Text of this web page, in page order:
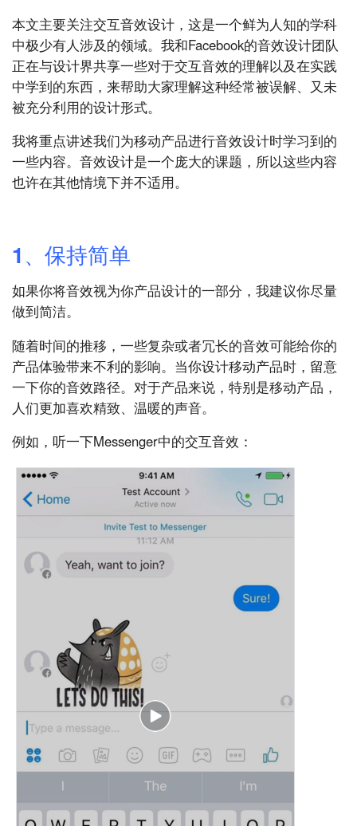
本文主要关注交互音效设计，这是一个鲜为人知的学科
中极少有人涉及的领域。我和Facebook的音效设计团队
正在与设计界共享一些对于交互音效的理解以及在实践
中学到的东西，来帮助大家理解这种经常被误解、又未
被充分利用的设计形式。
我将重点讲述我们为移动产品进行音效设计时学习到的
一些内容。音效设计是一个庞大的课题，所以这些内容
也许在其他情境下并不适用。
1、保持简单
如果你将音效视为你产品设计的一部分，我建议你尽量
做到简洁。
随着时间的推移，一些复杂或者冗长的音效可能给你的
产品体验带来不利的影响。当你设计移动产品时，留意
一下你的音效路径。对于产品来说，特别是移动产品，
人们更加喜欢精致、温暖的声音。
例如，听一下Messenger中的交互音效：